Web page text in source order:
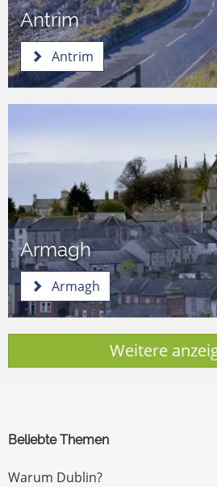
Antrim
Antrim
Armagh
Armagh
Beliebte Themen
Warum Dublin?